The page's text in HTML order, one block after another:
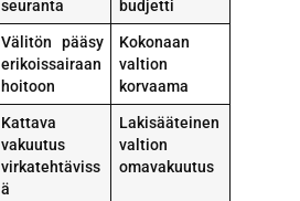
seuranta budjetti
Välitön pääsy
erikoissairaan
hoitoon
Kokonaan
valtion
korvaama
Kattava
vakuutus
virkatehtäviss
ä
Lakisääteinen
valtion
omavakuutus